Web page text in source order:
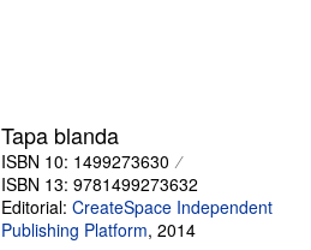
Tapa blanda
ISBN 10: 1499273630
ISBN 13: 9781499273632
Editorial: CreateSpace Independent
Publishing Platform, 2014